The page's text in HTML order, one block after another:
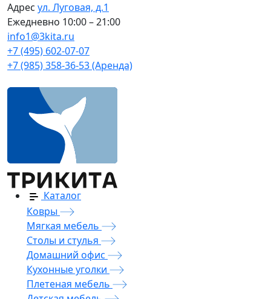
Адрес ул. Луговая, д.1
Ежедневно 10:00 – 21:00
info1@3kita.ru
+7 (495) 602-07-07
+7 (985) 358-36-53 (Аренда)
Каталог
Ковры
Мягкая мебель
Столы и стулья
Домашний офис
Кухонные уголки
Плетеная мебель